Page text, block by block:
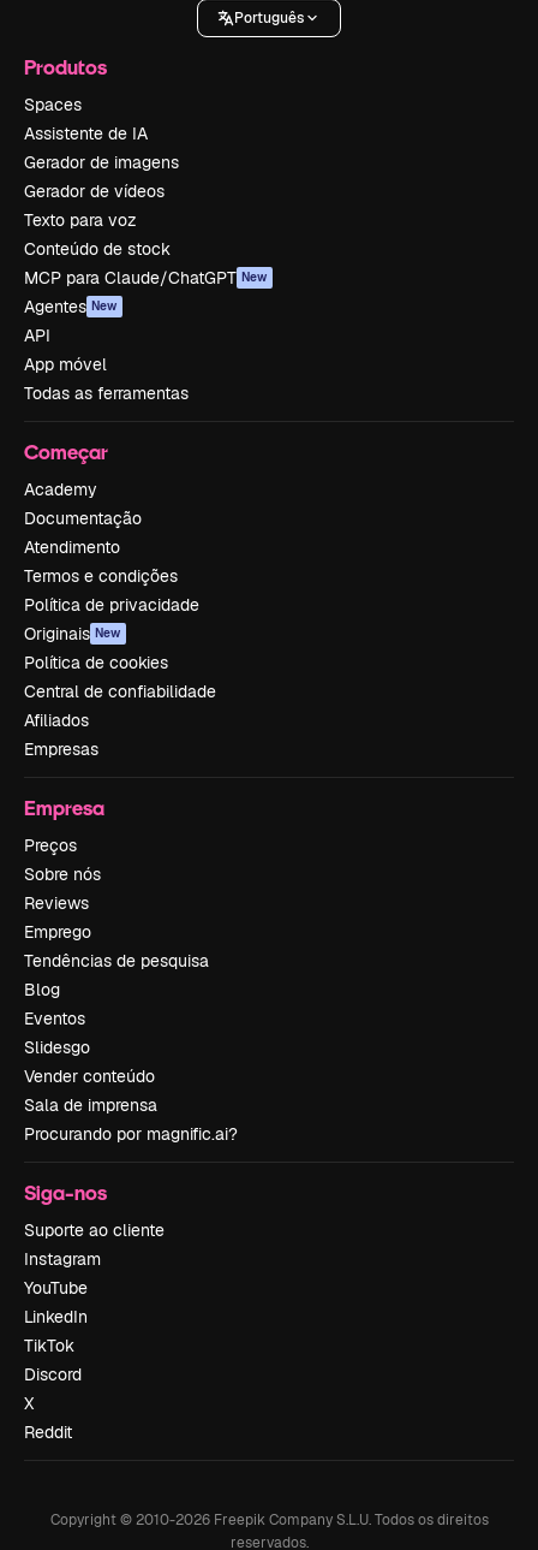
Português
Produtos
Spaces
Assistente de IA
Gerador de imagens
Gerador de vídeos
Texto para voz
Conteúdo de stock
MCP para Claude/ChatGPT New
Agentes New
API
App móvel
Todas as ferramentas
Começar
Academy
Documentação
Atendimento
Termos e condições
Política de privacidade
Originais New
Política de cookies
Central de confiabilidade
Afiliados
Empresas
Empresa
Preços
Sobre nós
Reviews
Emprego
Tendências de pesquisa
Blog
Eventos
Slidesgo
Vender conteúdo
Sala de imprensa
Procurando por magnific.ai?
Siga-nos
Suporte ao cliente
Instagram
YouTube
LinkedIn
TikTok
Discord
X
Reddit
Copyright © 2010-2026Freepik Company S.L.U. Todos os direitos
reservados.